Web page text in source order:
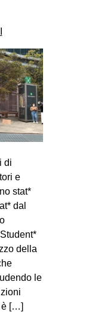
di
e
stat*
dal
della
le
è […]